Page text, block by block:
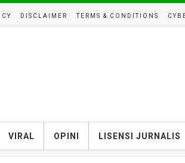
DISCLAIMER TERMS & CONDITIONS
VIRAL OPINI LISENSI JURNALIS